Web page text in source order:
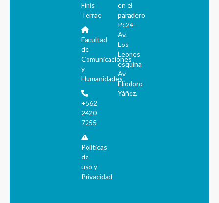
Finis
Terrae
Facultad
de
Comunicaciones
y
Humanidades
+562
2420
7255
Políticas
de
uso y
Privacidad
en el
paradero
Pc24-
Av.
Los
Leones
esquina
Av
Eliodoro
Yáñez.